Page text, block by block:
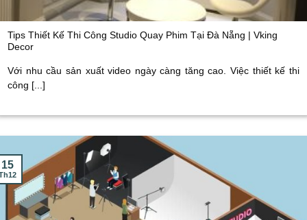
Tips Thiết Kế Thi Công Studio Quay Phim Tại Đà Nẵng | Vking
Decor
Với nhu cầu sản xuất video ngày càng tăng cao. Việc thiết kế thi
công [...]
15